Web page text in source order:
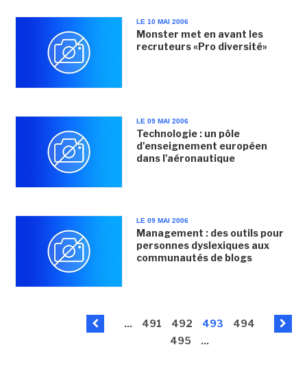
LE 10 MAI 2006
Monster met en avant les
recruteurs «Pro diversité»
LE 09 MAI 2006
Technologie : un pôle
d'enseignement européen
dans l'aéronautique
LE 09 MAI 2006
Management : des outils pour
personnes dyslexiques aux
communautés de blogs
... 491 492 493
494
495
...